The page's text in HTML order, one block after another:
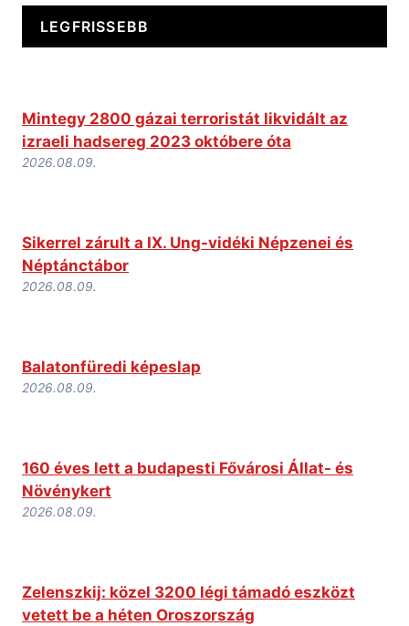
LEGFRISSEBB
Mintegy 2800 gázai terroristát likvidált az
izraeli hadsereg 2023 októbere óta
2026.08.09.
Sikerrel zárult a IX. Ung-vidéki Népzenei és
Néptánctábor
2026.08.09.
Balatonfüredi képeslap
2026.08.09.
160 éves lett a budapesti Fővárosi Állat- és
Növénykert
2026.08.09.
Zelenszkij: közel 3200 légi támadó eszközt
vetett be a héten Oroszország